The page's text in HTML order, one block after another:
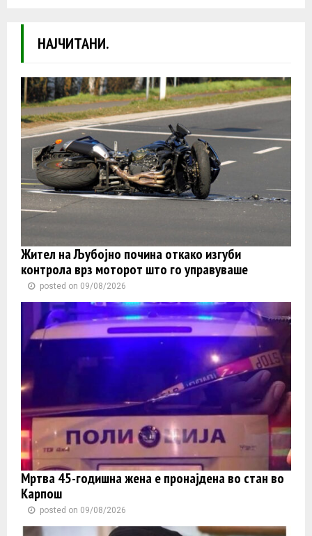
НАЈЧИТАНИ.
Жител на Љубојно почина откако изгуби
контролa врз моторот што го управуваше
posted on 09/08/2026
Мртва 45-годишна жена е пронајдена во стан во
Карпош
posted on 09/08/2026